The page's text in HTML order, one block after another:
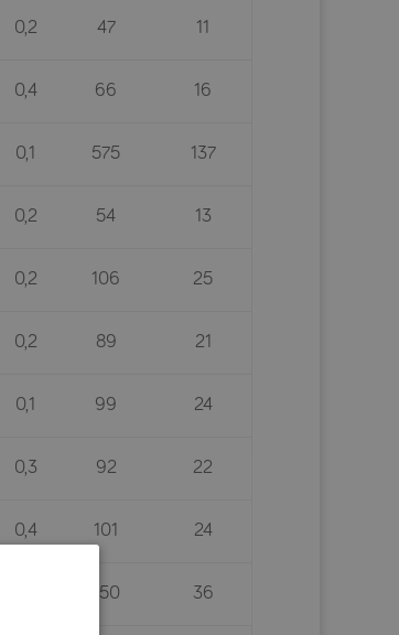
0,2 47 11
0,4 66 16
0,1 575 137
0,2 54 13
0,2 106 25
0,2 89 21
0,1 99 24
0,3 92 22
0,4 101 24
150 36